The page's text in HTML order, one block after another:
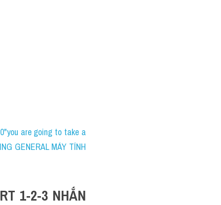
are going to take a
GENERAL MÁY TÍNH
1-2-3 NHẮN